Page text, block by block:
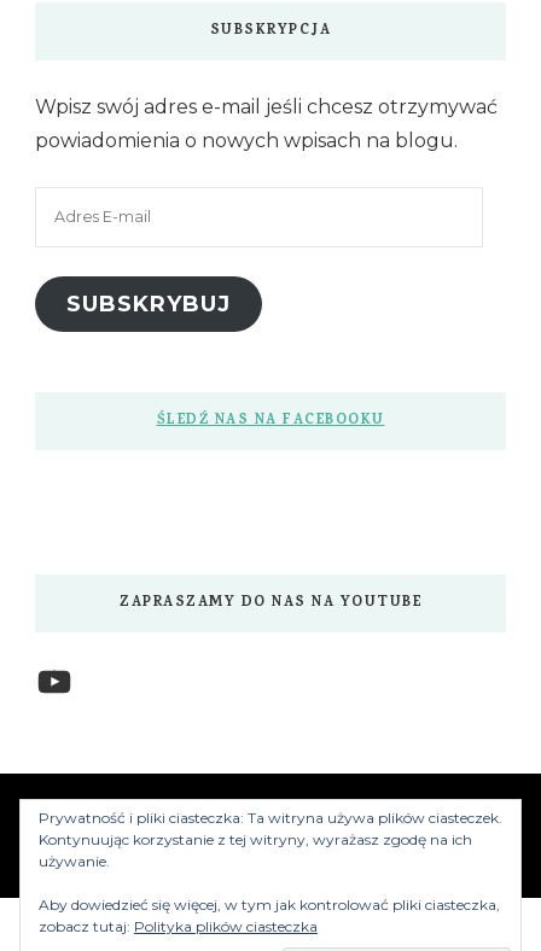
SUBSKRYPCJA
Wpisz swój adres e-mail jeśli chcesz otrzymywać
powiadomienia o nowych wpisach na blogu.
SUBSKRYBUJ
ŚLEDŹ NAS NA FACEBOOKU
ZAPRASZAMY DO NAS NA YOUTUBE
YouTube
www.myzwiedzamy.pl Vilva | Stworzony przez
Blossom Themes.Silnik:WordPress
Prywatność i pliki ciasteczka: Ta witryna używa plików ciasteczek.
Kontynuując korzystanie z tej witryny, wyrażasz zgodę na ich
używanie.
Aby dowiedzieć się więcej, w tym jak kontrolować pliki ciasteczka,
zobacz tutaj: Polityka plików ciasteczka